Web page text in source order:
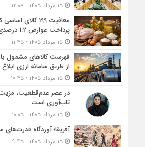
۱۵ مرداد ۱۴۰۵ - ۱۲:۰۸
معافیت 199 کالای
پرداخت عوارض 1.2 درصدی واردات
۱۵ مرداد ۱۴۰۵ - ۱۱:۴۵
فهرست کالاهای مشمول
از طریق سامانه ارزی
۱۵ مرداد ۱۴۰۵ - ۱۰:۴۵
در عصر عدم‌قطعیت، مزیت
تاب‌آوری است
۱۵ مرداد ۱۴۰۵ - ۱۰:۰۵
آفریقا؛ آوردگاه قدرت‌های
۱۵ مرداد ۱۴۰۵ - ۹:۴۵